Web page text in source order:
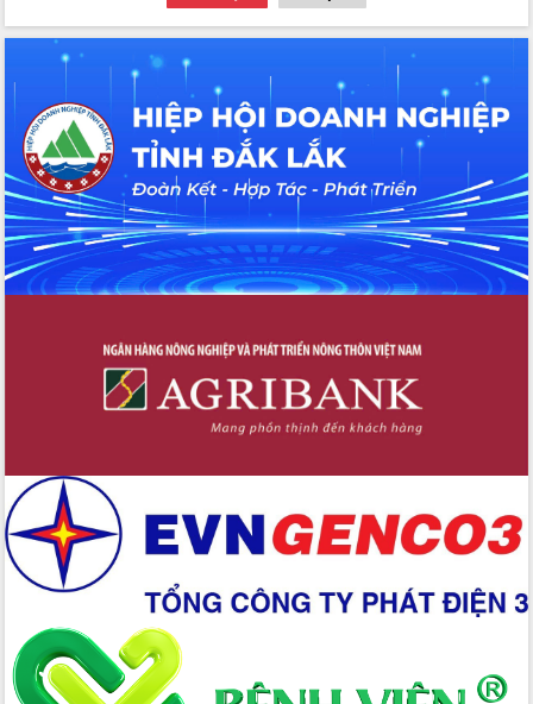
Hồ Thị Nguyên Thảo làm việc tại Trung
tâm Phục vụ hành chính công xã Ea
Xây dựng nền hành chính số đồng
hành cùng nông dân dân, doanh nghiệp
Giai đoạn 2026-2030, Đắk Lắk phấn
đấu có 77% xã đạt chuẩn nông thôn
mới
Chuyển đổi số 'mở đường' cho nông
nghiệp Đắk Lắk tăng trưởng bứt phá
Triển khai đồng bộ đo đạc, lập hồ sơ
địa chính, hoàn thiện cơ sở dữ liệu đất
Ứng dụng sinh trắc học - Bước tiến
trong hành trình chuyển đổi số tại Đắk
Đắk Lắk nâng cao hiệu quả công tác
Đắk Lắk đẩy mạnh nuôi biển công
nghệ, hướng tới phát triển thủy sản
bền vững
Tập huấn nâng cao năng lực triển khai
chuyển đổi số cho cán bộ, công chức
Đắk Lắk phát động hưởng ứng Ngày
Quyền của người tiêu dùng Việt Nam
2026